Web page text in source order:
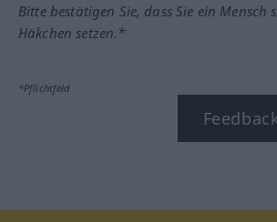
Bitte bestätigen Sie, dass Sie ein Mensch
Häkchen setzen.*
*Pflichtfeld